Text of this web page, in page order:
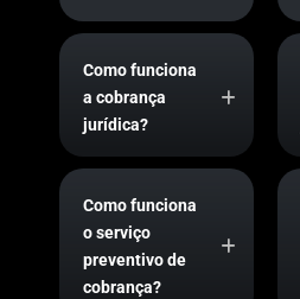
Como funciona
a cobrança
jurídica?
Como funciona
o serviço
preventivo de
cobrança?